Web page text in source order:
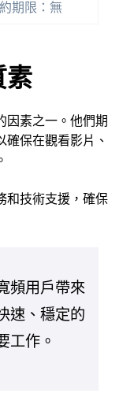
期限：無
素
因素之一。他們期
確保在觀看影片、
和技術支援，確保
頻用戶帶來
速、穩定的
工作。